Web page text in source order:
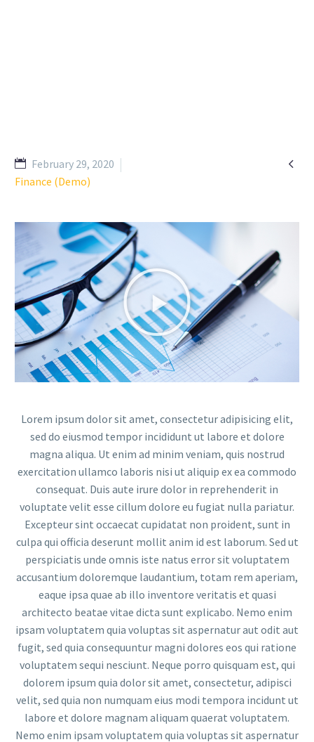

February 29, 2020
Finance (Demo)
Lorem ipsum dolor sit amet, consectetur adipisicing elit,
sed do eiusmod tempor incididunt ut labore et dolore
magna aliqua. Ut enim ad minim veniam, quis nostrud
exercitation ullamco laboris nisi ut aliquip ex ea commodo
consequat. Duis aute irure dolor in reprehenderit in
voluptate velit esse cillum dolore eu fugiat nulla pariatur.
Excepteur sint occaecat cupidatat non proident, sunt in
culpa qui officia deserunt mollit anim id est laborum. Sed ut
perspiciatis unde omnis iste natus error sit voluptatem
accusantium doloremque laudantium, totam rem aperiam,
eaque ipsa quae ab illo inventore veritatis et quasi
architecto beatae vitae dicta sunt explicabo. Nemo enim
ipsam voluptatem quia voluptas sit aspernatur aut odit aut
fugit, sed quia consequuntur magni dolores eos qui ratione
voluptatem sequi nesciunt. Neque porro quisquam est, qui
dolorem ipsum quia dolor sit amet, consectetur, adipisci
velit, sed quia non numquam eius modi tempora incidunt ut
labore et dolore magnam aliquam quaerat voluptatem.
Nemo enim ipsam voluptatem quia voluptas sit aspernatur